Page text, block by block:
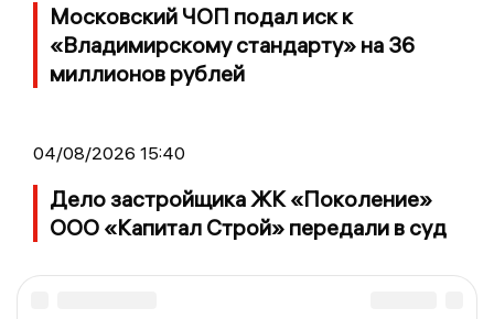
Московский ЧОП подал иск к
«Владимирскому стандарту» на 36
миллионов рублей
04/08/2026 15:40
Дело застройщика ЖК «Поколение»
ООО «Капитал Строй» передали в суд